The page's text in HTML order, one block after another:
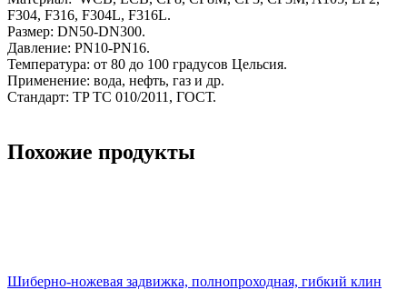
F304, F316, F304L, F316L.
Размер: DN50-DN300.
Давление: PN10-PN16.
Температура: от 80 до 100 градусов Цельсия.
Применение: вода, нефть, газ и др.
Стандарт: TP TC 010/2011, ГОСТ.
Похожие продукты
Шиберно-ножевая задвижка, полнопроходная, гибкий клин